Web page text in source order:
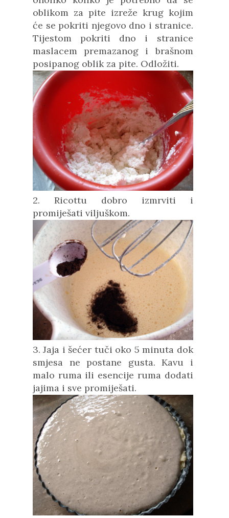
oblikom za pite izreže krug kojim
će se pokriti njegovo dno i stranice.
Tijestom pokriti dno i stranice
maslacem premazanog i brašnom
posipanog oblik za pite. Odložiti.
2. Ricottu dobro izmrviti i
promiješati viljuškom.
3. Jaja i šećer tuči oko 5 minuta dok
smjesa ne postane gusta. Kavu i
malo ruma ili esencije ruma dodati
jajima i sve promiješati.